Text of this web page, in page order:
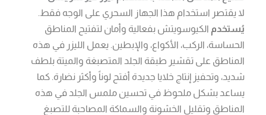
لا يقتصر استخدام هذا الجهاز السحري على الوجه فقط.
يُستخدم الكيوسويتش بفعالية وأمان لتفتيح المناطق
الحساسة، الركب، الأكواع، والإبطين. يعمل الليزر في هذه
المناطق على تقشير طبقة الجلد المتصبغة والميتة بلطف
شديد، وتحفيز إنتاج خلايا جديدة أفتح لوناً وأكثر نضارة. كما
يساعد بشكل ملحوظ في تحسين ملمس الجلد في هذه
المناطق وتقليل الخشونة والسماكة المصاحبة للتصبغ